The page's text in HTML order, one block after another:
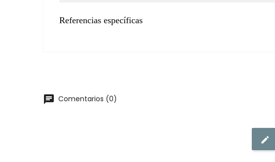
Referencias específicas
chat Comentarios (0)
edit